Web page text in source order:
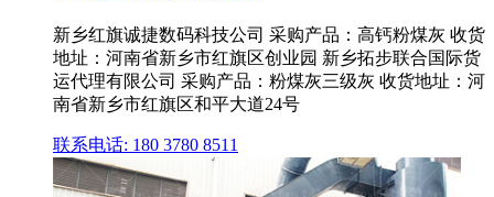
新乡红旗诚捷数码科技公司 采购产品：高钙粉煤灰 收货
地址：河南省新乡市红旗区创业园 新乡拓步联合国际货
运代理有限公司 采购产品：粉煤灰三级灰 收货地址：河
南省新乡市红旗区和平大道24号
联系电话: 180 3780 8511